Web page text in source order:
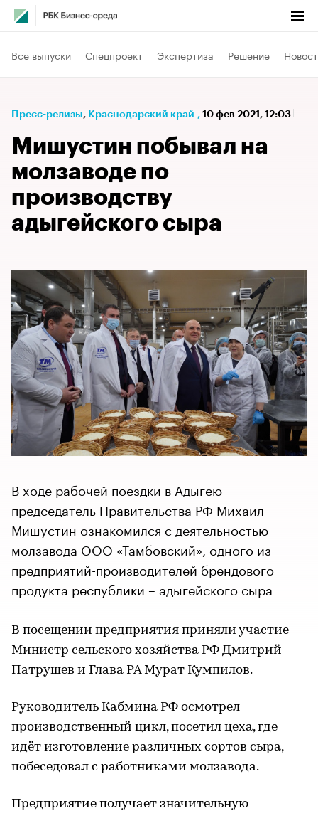
Все выпуски Спецпроект Экспертиза Решение
Пресс-релизы⁠, Краснодарский край , 10 фев 2021, 12:03
Мишустин побывал на
молзаводе по
производству
адыгейского сыра
В ходе рабочей поездки в Адыгею
председатель Правительства РФ Михаил
Мишустин ознакомился с деятельностью
молзавода ООО «Тамбовский», одного из
предприятий-производителей брендового
продукта республики – адыгейского сыра
В посещении предприятия приняли участие
Министр сельского хозяйства РФ Дмитрий
Патрушев и Глава РА Мурат Кумпилов.
Руководитель Кабмина РФ осмотрел
производственный цикл, посетил цеха, где
идёт изготовление различных сортов сыра,
побеседовал с работниками молзавода.
Предприятие получает значительную